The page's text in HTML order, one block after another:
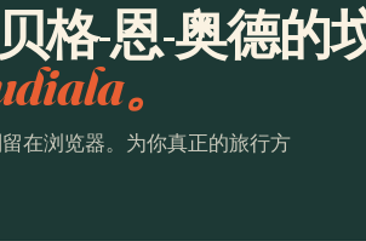
格-恩-奥德的
。
在浏览器。为你真正的旅行方